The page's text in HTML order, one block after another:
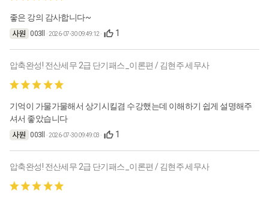
좋은 강의 감사합니다~
003ll · 2026-07-30 09:49:12 · 1
압축완성! 전산세무 2급 단기패스_이론편 / 김현주 세무사
기억이 가물가물해서 상기시킬겸 수강했는데 이해하기 쉽게 설명해주
셔서 좋았습니다
003ll · 2026-07-30 09:49:03 · 1
압축완성! 전산세무 2급 단기패스_이론편 / 김현주 세무사